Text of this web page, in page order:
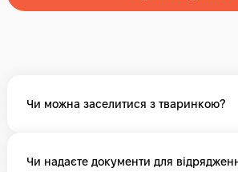
Чи можна заселитися з тваринкою?
Чи надаєте документи для